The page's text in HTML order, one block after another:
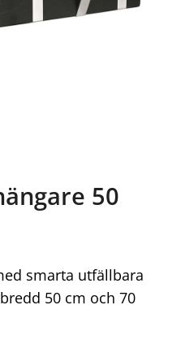
50
smarta utfällbara
50 cm och 70